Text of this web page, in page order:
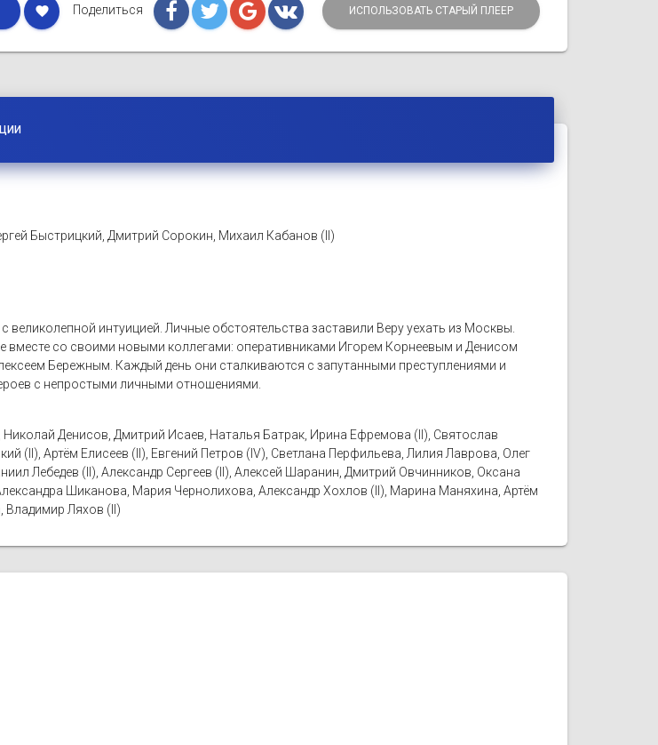
favorite Поделиться ИСПОЛЬЗОВАТЬ СТАРЫЙ ПЛЕЕР
Быстрицкий, Дмитрий Сорокин, Михаил Кабанов (II)
интуицией. Личные обстоятельства заставили Веру уехать из Москвы.
со своими новыми коллегами: оперативниками Игорем Корнеевым и Денисом
Бережным. Каждый день они сталкиваются с запутанными преступлениями и
с непростыми личными отношениями.
Денисов, Дмитрий Исаев, Наталья Батрак, Ирина Ефремова (II), Святослав
(II), Артём Елисеев (II), Евгений Петров (IV), Светлана Перфильева, Лилия Лаврова, Олег
Лебедев (II), Александр Сергеев (II), Алексей Шаранин, Дмитрий Овчинников, Оксана
Шиканова, Мария Чернолихова, Александр Хохлов (II), Марина Маняхина, Артём
Владимир Ляхов (II)